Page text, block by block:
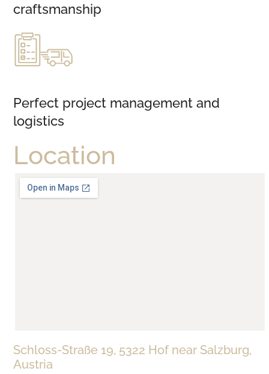
craftsmanship
Perfect project management and
logistics
Location
Schloss-Straße 19, 5322 Hof near Salzburg,
Austria